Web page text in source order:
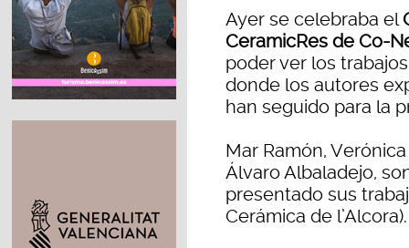
Ayer se celebraba el
CeramicRes de Co-
poder ver los
donde los autores
han seguido para la
Mar Ramón,
Álvaro Albaladejo,
presentado sus
Cerámica de l’Alcora).